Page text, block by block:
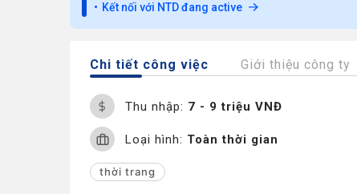
Kết nối với NTD đang active
Chi tiết công việc Giới thiệu công ty
Thu nhập: 7 - 9 triệu VNĐ
Loại hình: Toàn thời gian
thời trang